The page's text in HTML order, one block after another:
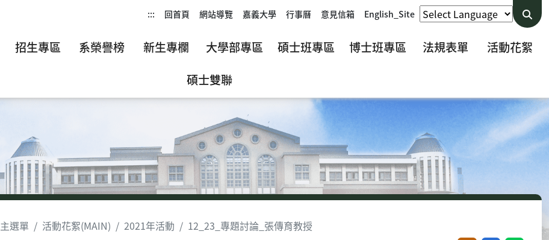
::: 回首頁 網站導覽 嘉義大學 行事曆 意見信箱 English_Site
招生專區 系榮譽榜 新生專欄 大學部專區 碩士班專區 博士班專區 法規表單
活動花絮
碩士雙聯
主選單 活動花絮(MAIN) 2021年活動 12_23_專題討論_張傳育教授